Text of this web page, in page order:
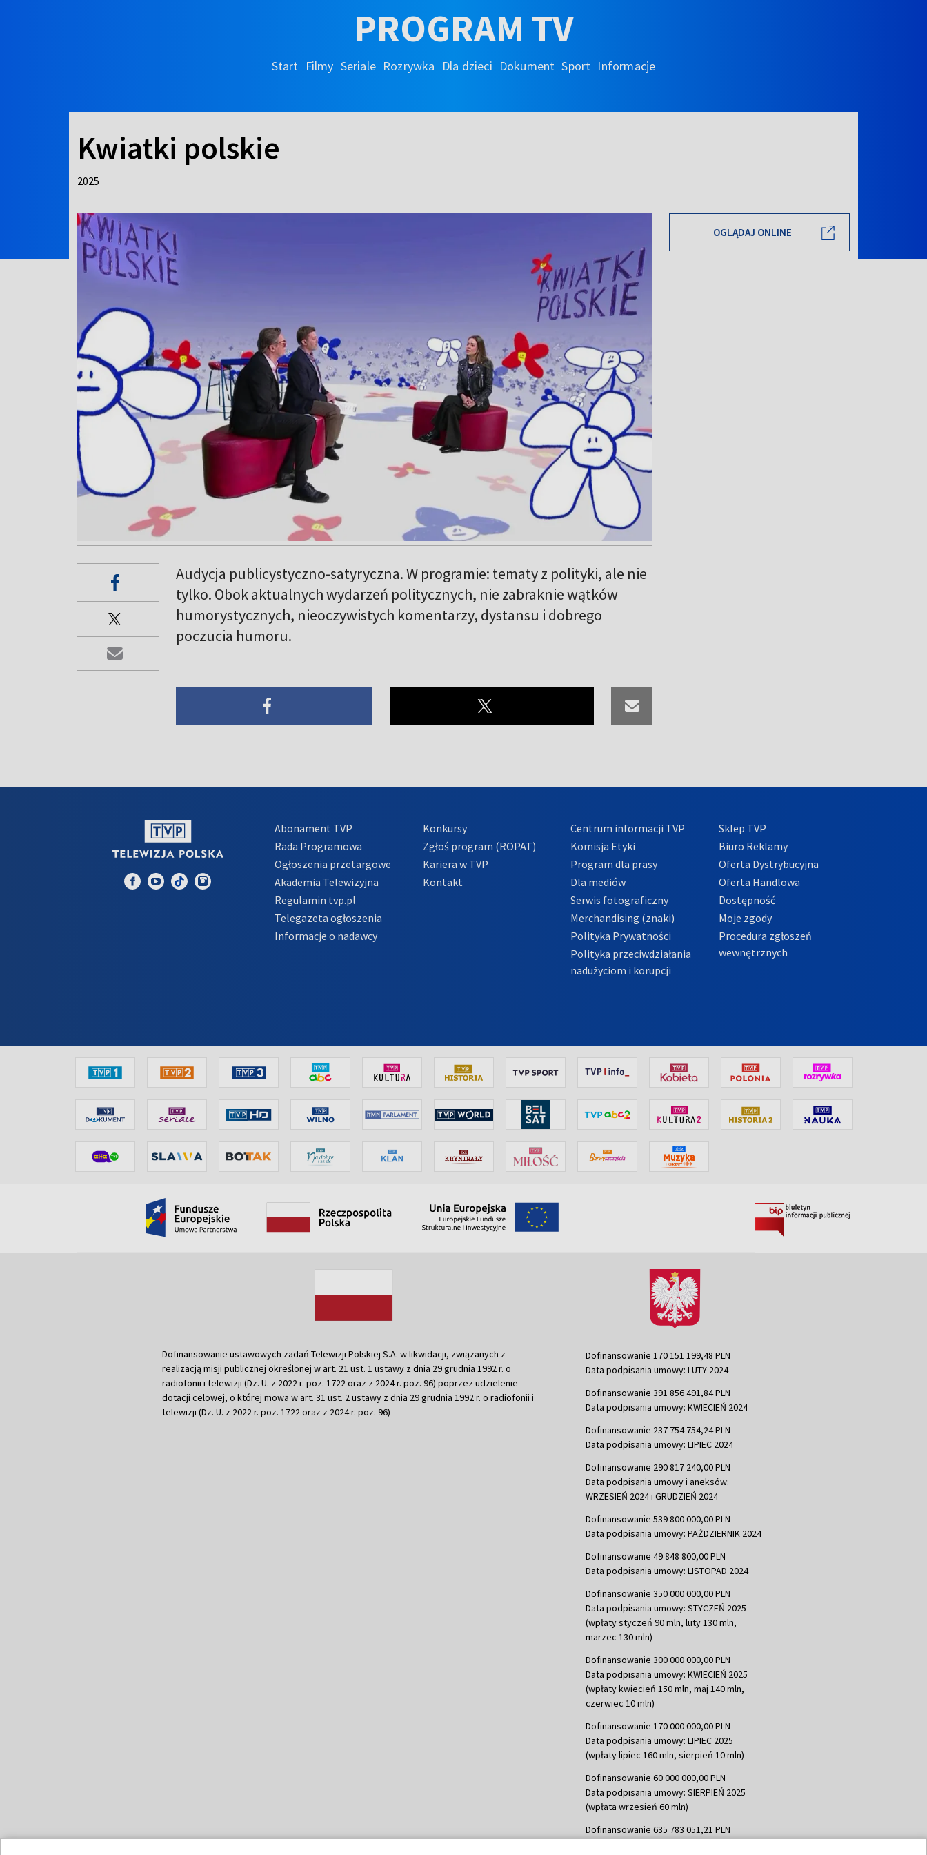
PROGRAM TV
Start Filmy Seriale Rozrywka Dla dzieci Dokument Sport Informacje
Kwiatki polskie
2025
Audycja publicystyczno-satyryczna. W programie: tematy z polityki, ale nie
tylko. Obok aktualnych wydarzeń politycznych, nie zabraknie wątków
humorystycznych, nieoczywistych komentarzy, dystansu i dobrego
poczucia humoru.
OGLĄDAJ ONLINE
Abonament TVP
Rada Programowa
Ogłoszenia przetargowe
Akademia Telewizyjna
Regulamin tvp.pl
Telegazeta ogłoszenia
Informacje o nadawcy
Konkursy
Zgłoś program (ROPAT)
Kariera w TVP
Kontakt
Centrum informacji TVP
Komisja Etyki
Program dla prasy
Dla mediów
Serwis fotograficzny
Merchandising (znaki)
Polityka Prywatności
Polityka przeciwdziałania
nadużyciom i korupcji
Sklep TVP
Biuro Reklamy
Oferta Dystrybucyjna
Oferta Handlowa
Dostępność
Moje zgody
Procedura zgłoszeń
wewnętrznych
Dofinansowanie ustawowych zadań Telewizji Polskiej S.A. w likwidacji, związanych z
realizacją misji publicznej określonej w art. 21 ust. 1 ustawy z dnia 29 grudnia 1992 r. o
radiofonii i telewizji (Dz. U. z 2022 r. poz. 1722 oraz z 2024 r. poz. 96) poprzez udzielenie
dotacji celowej, o której mowa w art. 31 ust. 2 ustawy z dnia 29 grudnia 1992 r. o radiofonii i
telewizji (Dz. U. z 2022 r. poz. 1722 oraz z 2024 r. poz. 96)
Dofinansowanie 170 151 199,48 PLN
Data podpisania umowy: LUTY 2024
Dofinansowanie 391 856 491,84 PLN
Data podpisania umowy: KWIECIEŃ 2024
Dofinansowanie 237 754 754,24 PLN
Data podpisania umowy: LIPIEC 2024
Dofinansowanie 290 817 240,00 PLN
Data podpisania umowy i aneksów:
WRZESIEŃ 2024 i GRUDZIEŃ 2024
Dofinansowanie 539 800 000,00 PLN
Data podpisania umowy: PAŹDZIERNIK 2024
Dofinansowanie 49 848 800,00 PLN
Data podpisania umowy: LISTOPAD 2024
Dofinansowanie 350 000 000,00 PLN
Data podpisania umowy: STYCZEŃ 2025
(wpłaty styczeń 90 mln, luty 130 mln,
marzec 130 mln)
Dofinansowanie 300 000 000,00 PLN
Data podpisania umowy: KWIECIEŃ 2025
(wpłaty kwiecień 150 mln, maj 140 mln,
czerwiec 10 mln)
Dofinansowanie 170 000 000,00 PLN
Data podpisania umowy: LIPIEC 2025
(wpłaty lipiec 160 mln, sierpień 10 mln)
Dofinansowanie 60 000 000,00 PLN
Data podpisania umowy: SIERPIEŃ 2025
(wpłata wrzesień 60 mln)
Dofinansowanie 635 783 051,21 PLN